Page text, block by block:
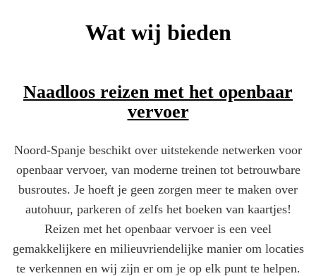
Wat wij bieden
Naadloos reizen met het openbaar
vervoer
Noord-Spanje beschikt over uitstekende netwerken voor
openbaar vervoer, van moderne treinen tot betrouwbare
busroutes. Je hoeft je geen zorgen meer te maken over
autohuur, parkeren of zelfs het boeken van kaartjes!
Reizen met het openbaar vervoer is een veel
gemakkelijkere en milieuvriendelijke manier om locaties
te verkennen en wij zijn er om je op elk punt te helpen.